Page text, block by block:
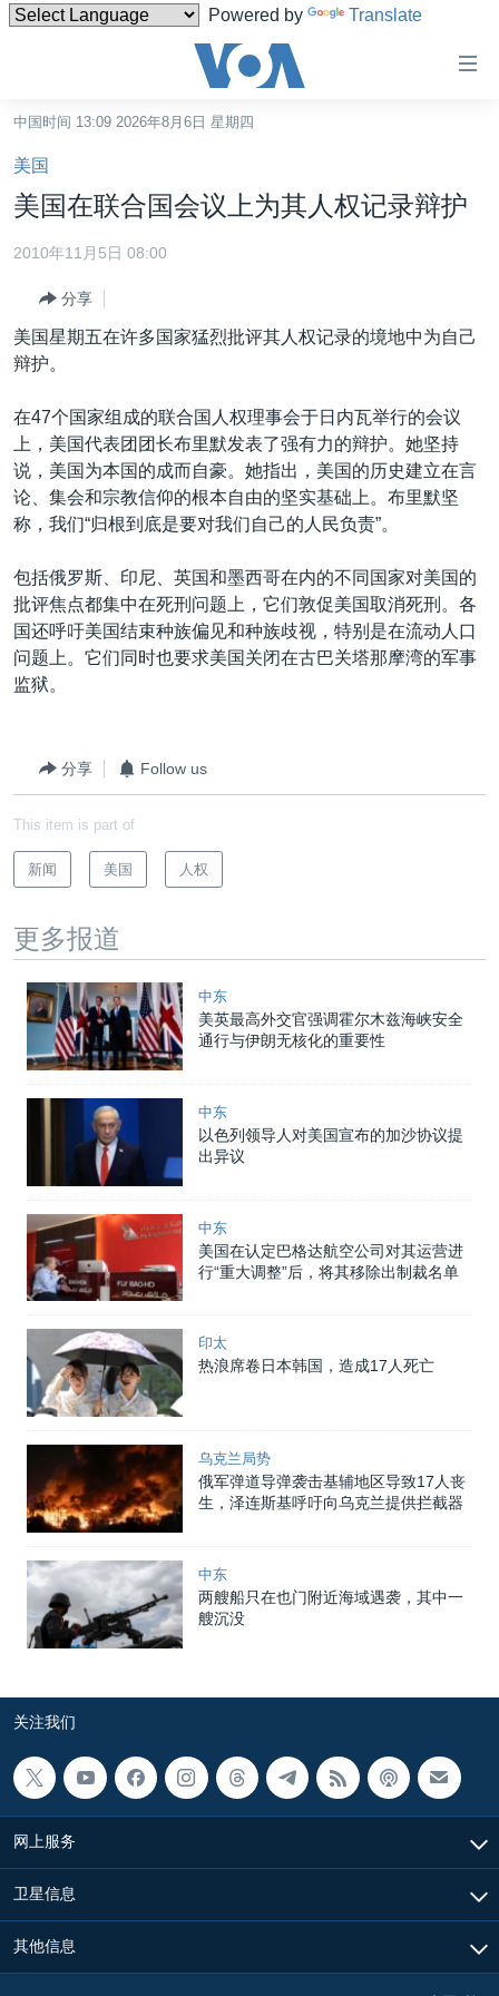
Powered by Translate
碍
链
接
跳
转
容
跳
航
跳
转
索
港澳
国际
印太
中东
欧洲
美洲
全球议题
经济·金融·贸易
人权·法律·宗教
科教·文娱·体健
劳工
环境
美中关系
热点专题
白宫要闻
美中关系
美国建国250周年
埃博拉疫情
南中国海争端
关注西藏
GEN Z 看美国
VOA视频
中文广播
关注我们
其他语言网站
中国时间 13:09 2026年8月6日 星期四
美国
美国在联合国会议上为其人权记录辩护
2010年11月5日 08:00
分享
美国星期五在许多国家猛烈批评其人权记录的境地中为自己
辩护。
在47个国家组成的联合国人权理事会于日内瓦举行的会议
上，美国代表团团长布里默发表了强有力的辩护。她坚持
说，美国为本国的成而自豪。她指出，美国的历史建立在言
论、集会和宗教信仰的根本自由的坚实基础上。布里默坚
称，我们“归根到底是要对我们自己的人民负责”。
包括俄罗斯、印尼、英国和墨西哥在内的不同国家对美国的
批评焦点都集中在死刑问题上，它们敦促美国取消死刑。各
国还呼吁美国结束种族偏见和种族歧视，特别是在流动人口
问题上。它们同时也要求美国关闭在古巴关塔那摩湾的军事
监狱。
分享 Follow us
This item is part of
新闻 美国 人权
更多报道
中东
美英最高外交官强调霍尔木兹海峡安全
通行与伊朗无核化的重要性
中东
以色列领导人对美国宣布的加沙协议提
出异议
中东
美国在认定巴格达航空公司对其运营进
行“重大调整”后，将其移除出制裁名单
印太
热浪席卷日本韩国，造成17人死亡
乌克兰局势
俄军弹道导弹袭击基辅地区导致17人丧
生，泽连斯基呼吁向乌克兰提供拦截器
中东
两艘船只在也门附近海域遇袭，其中一
艘沉没
关注我们
网上服务
卫星信息
其他信息